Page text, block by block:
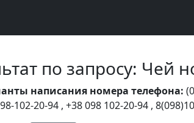
по запросу: Чей
написания номера телефона:
102-20-94 , +38 098 102-20-94 ,